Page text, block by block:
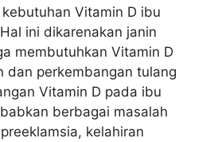
Vitamin D ibu
ini dikarenakan janin
membutuhkan Vitamin D
dan perkembangan tulang
Vitamin D pada ibu
berbagai masalah
kelahiran